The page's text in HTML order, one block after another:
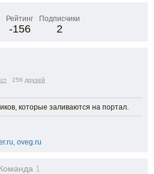
Рейтинг
-156
Подписчики
2
256 друзей
которые заливаются на портал.
, oveg.ru
Команда 1